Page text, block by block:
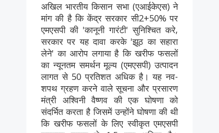
अखिल भारतीय किसान सभा (एआईकेएस) ने
मांग की है कि केंद्र सरकार सी2+50% पर
एमएसपी की 'कानूनी गारंटी' सुनिश्चित करे,
सरकार पर यह दावा करके 'झूठ का सहारा
लेने' का आरोप लगाया है कि खरीफ फसलों
का न्यूनतम समर्थन मूल्य (एमएसपी) उत्पादन
लागत से 50 प्रतिशत अधिक है। यह नव-
शपथ ग्रहण करने वाले सूचना और प्रसारण
मंत्री अश्विनी वैष्णव की एक घोषणा को
संदर्भित करता है जिसमें उन्होंने घोषणा की थी
कि खरीफ फसलों के लिए स्वीकृत एमएसपी